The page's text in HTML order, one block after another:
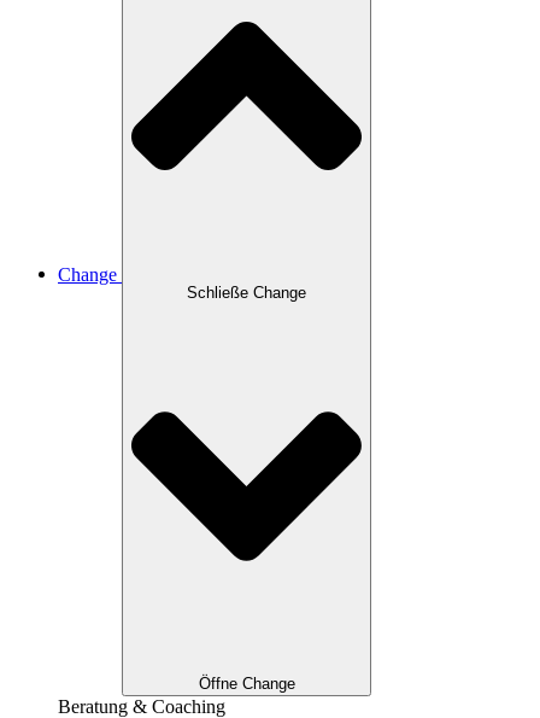
Change
Schließe Change
Öffne Change
Beratung & Coaching